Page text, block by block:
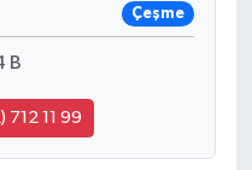
Çeşme
B
712 11 99